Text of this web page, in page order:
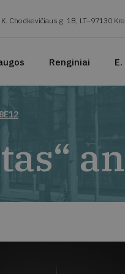
K. Chodkevičiaus g. 1B, LT–97130
Renginiai